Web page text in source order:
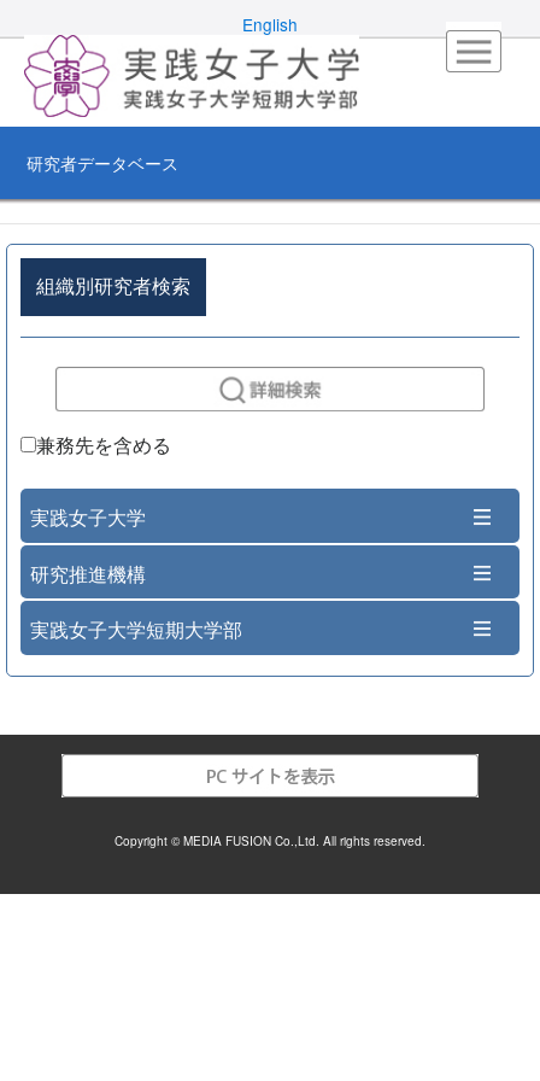
English
研究者データベース
組織別研究者検索
兼務先を含める
実践女子大学
研究推進機構
実践女子大学短期大学部
Copyright © MEDIA FUSION Co.,Ltd. All rights reserved.